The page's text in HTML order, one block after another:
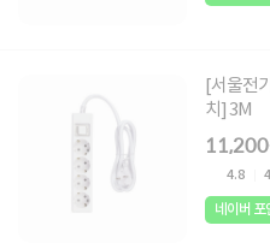
[서울전
치] 3M
4.8
네이버 포